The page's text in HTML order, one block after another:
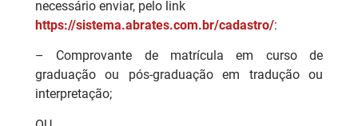
necessário enviar, pelo link
https://sistema.abrates.com.br/cadastro/:
– Comprovante de matrícula em curso de
graduação ou pós-graduação em tradução ou
interpretação;